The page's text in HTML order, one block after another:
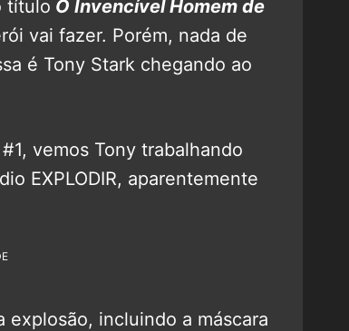
título O Invencível Homem de
vai fazer. Porém, nada de
é Tony Stark chegando ao
vemos Tony trabalhando
EXPLODIR, aparentemente
explosão, incluindo a máscara